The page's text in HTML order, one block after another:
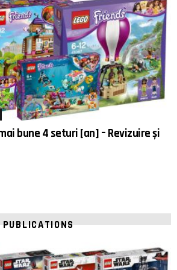
bune 4 seturi [an] – Revizuire și
PUBLICATIONS